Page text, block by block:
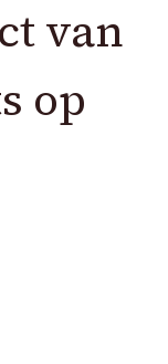
van
op